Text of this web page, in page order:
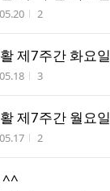
시간 조회수
2
제7주간 화요일
시간 조회수
3
제7주간 월요일
시간 조회수
2
^^